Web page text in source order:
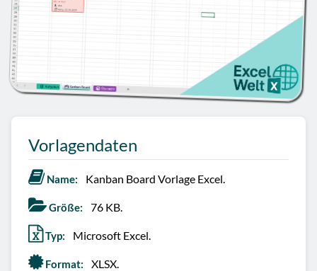
Vorlagendaten
Name: Kanban Board Vorlage Excel.
Größe: 76 KB.
Typ: Microsoft Excel.
Format: XLSX.